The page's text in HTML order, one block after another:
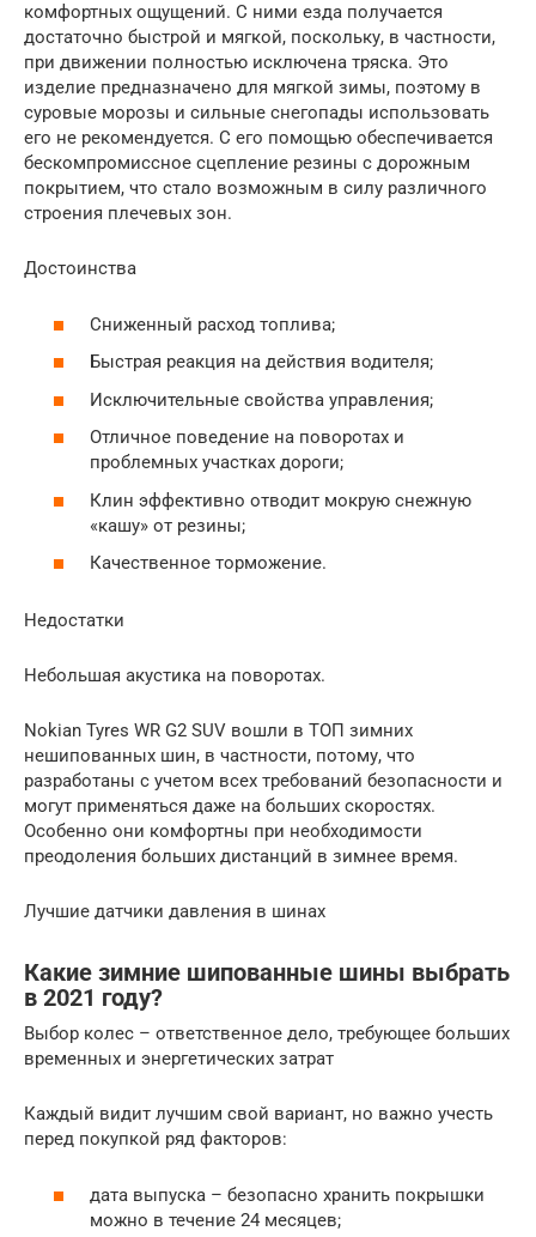
комфортных ощущений. С ними езда получается
достаточно быстрой и мягкой, поскольку, в частности,
при движении полностью исключена тряска. Это
изделие предназначено для мягкой зимы, поэтому в
суровые морозы и сильные снегопады использовать
его не рекомендуется. С его помощью обеспечивается
бескомпромиссное сцепление резины с дорожным
покрытием, что стало возможным в силу различного
строения плечевых зон.
Достоинства
Сниженный расход топлива;
Быстрая реакция на действия водителя;
Исключительные свойства управления;
Отличное поведение на поворотах и
проблемных участках дороги;
Клин эффективно отводит мокрую снежную
«кашу» от резины;
Качественное торможение.
Недостатки
Небольшая акустика на поворотах.
Nokian Tyres WR G2 SUV вошли в ТОП зимних
нешипованных шин, в частности, потому, что
разработаны с учетом всех требований безопасности и
могут применяться даже на больших скоростях.
Особенно они комфортны при необходимости
преодоления больших дистанций в зимнее время.
Лучшие датчики давления в шинах
Какие зимние шипованные шины выбрать
в 2021 году?
Выбор колес – ответственное дело, требующее больших
временных и энергетических затрат
Каждый видит лучшим свой вариант, но важно учесть
перед покупкой ряд факторов:
дата выпуска – безопасно хранить покрышки
можно в течение 24 месяцев;